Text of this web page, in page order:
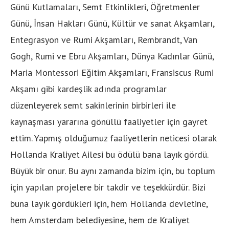
Günü Kutlamaları, Semt Etkinlikleri, Öğretmenler
Günü, İnsan Hakları Günü, Kültür ve sanat Akşamları,
Entegrasyon ve Rumi Akşamları, Rembrandt, Van
Gogh, Rumi ve Ebru Akşamları, Dünya Kadınlar Günü,
Maria Montessori Eğitim Akşamları, Fransiscus Rumi
Akşamı gibi kardeşlik adında programlar
düzenleyerek semt sakinlerinin birbirleri ile
kaynaşması yararına gönüllü faaliyetler için gayret
ettim. Yapmış olduğumuz faaliyetlerin neticesi olarak
Hollanda Kraliyet Ailesi bu ödülü bana layık gördü.
Büyük bir onur. Bu aynı zamanda bizim için, bu toplum
için yapılan projelere bir takdir ve teşekkürdür. Bizi
buna layık gördükleri için, hem Hollanda devletine,
hem Amsterdam belediyesine, hem de Kraliyet